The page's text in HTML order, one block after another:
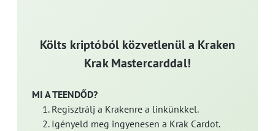
Költs kriptóból közvetlenül a Kraken
Krak Mastercarddal!
MI A TEENDŐD?
Regisztrálj a Krakenre a linkünkkel.
Igényeld meg ingyenesen a Krak Cardot.